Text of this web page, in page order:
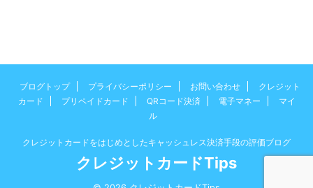
ブログトップ プライバシーポリシー お問い合わせ
クレジット
カード
プリペイドカード QRコード決済 電子マネー
マイ
ル
クレジットカードをはじめとしたキャッシュレス決済手段の評価ブログ
クレジットカードTips